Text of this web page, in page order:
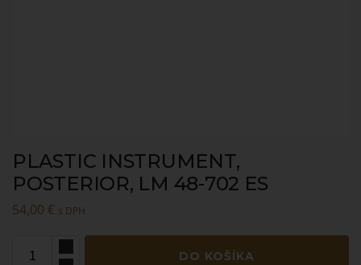
PLASTIC INSTRUMENT,
POSTERIOR, LM 48-702 ES
54,00 € s DPH
DO KOŠÍKA